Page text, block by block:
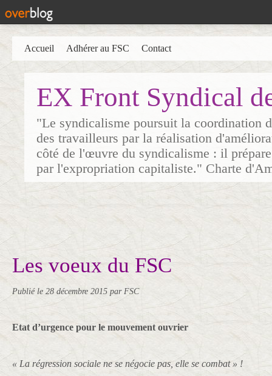
EX Front Syndical
"Le syndicalisme poursuit la coordination
des travailleurs par la réalisation
côté de l'œuvre du syndicalisme : il
par l'expropriation capitaliste." Charte
Accueil Adhérer au FSC Contact
Les voeux du FSC
Publié le 28 décembre 2015 par FSC
Etat d’urgence pour le mouvement ouvrier
« La régression sociale ne se négocie pas, elle se combat » !